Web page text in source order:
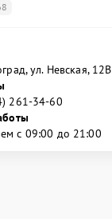
ул. Невская, 12В
261-34-60
с 09:00 до 21:00